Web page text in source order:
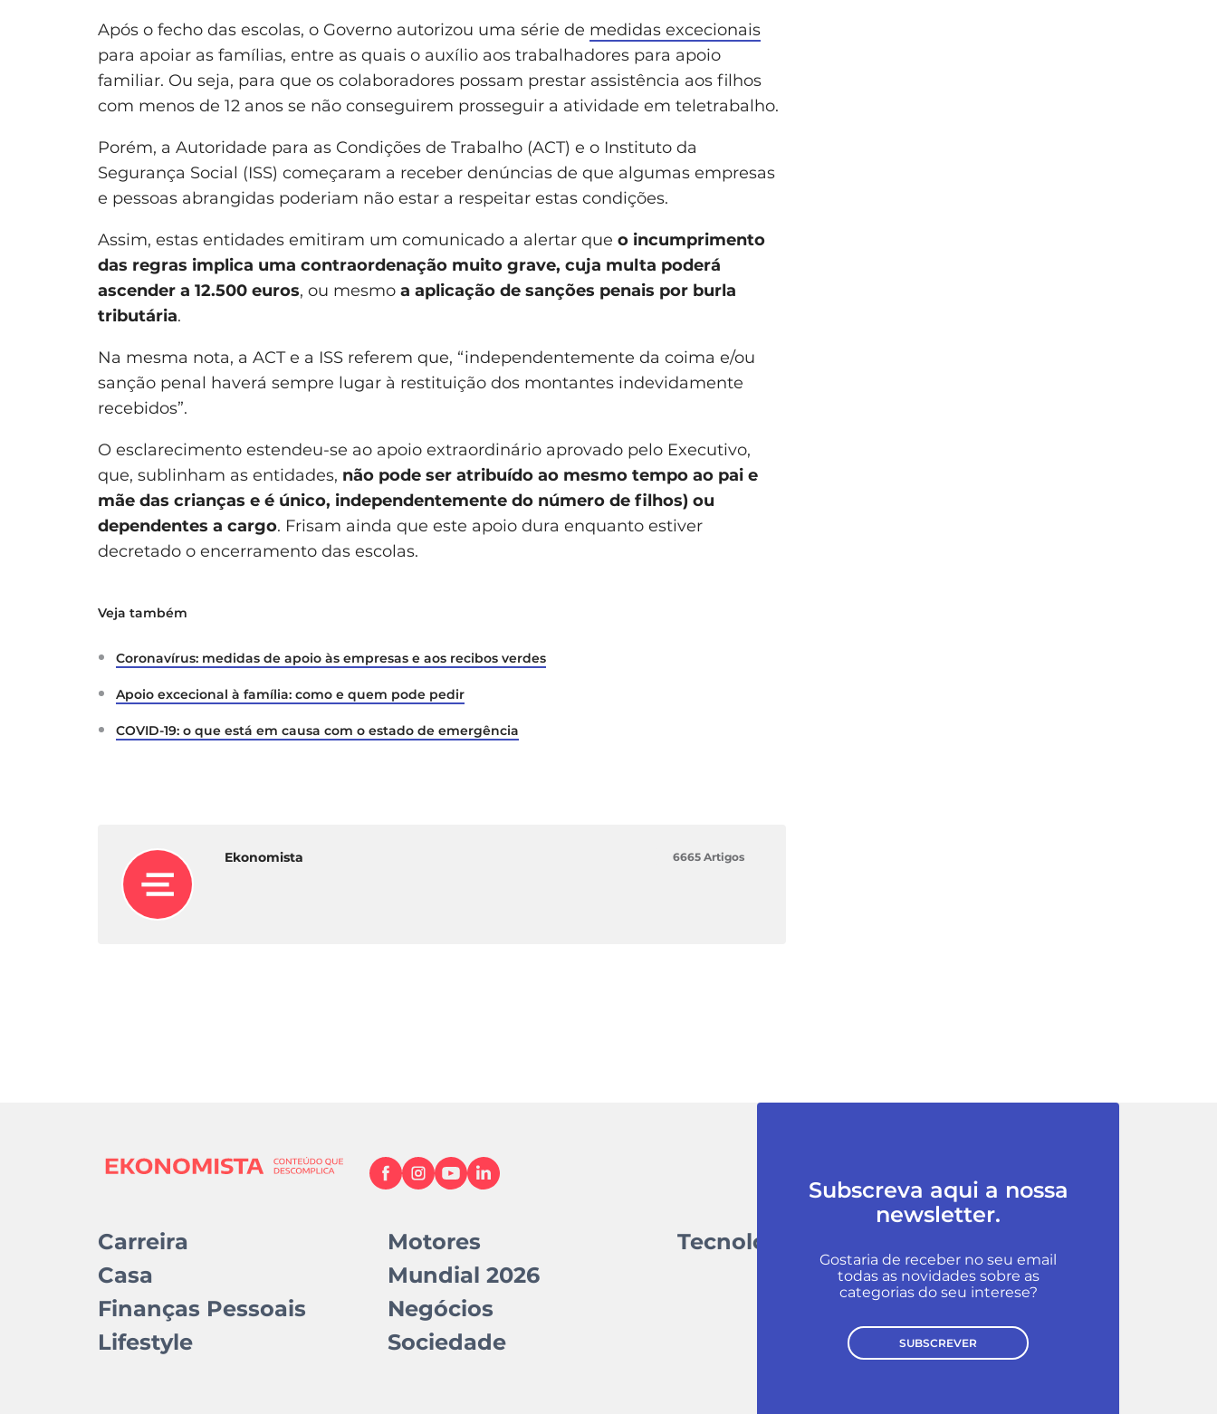
Após o fecho das escolas, o Governo autorizou uma série de medidas excecionais
para apoiar as famílias, entre as quais o auxílio aos trabalhadores para apoio
familiar. Ou seja, para que os colaboradores possam prestar assistência aos filhos
com menos de 12 anos se não conseguirem prosseguir a atividade em teletrabalho.
Porém, a Autoridade para as Condições de Trabalho (ACT) e o Instituto da
Segurança Social (ISS) começaram a receber denúncias de que algumas empresas
e pessoas abrangidas poderiam não estar a respeitar estas condições.
Assim, estas entidades emitiram um comunicado a alertar que o incumprimento
das regras implica uma contraordenação muito grave, cuja multa poderá
ascender a 12.500 euros, ou mesmo a aplicação de sanções penais por burla
tributária.
Na mesma nota, a ACT e a ISS referem que, “independentemente da coima e/ou
sanção penal haverá sempre lugar à restituição dos montantes indevidamente
recebidos”.
O esclarecimento estendeu-se ao apoio extraordinário aprovado pelo Executivo,
que, sublinham as entidades, não pode ser atribuído ao mesmo tempo ao pai e
mãe das crianças e é único, independentemente do número de filhos) ou
dependentes a cargo. Frisam ainda que este apoio dura enquanto estiver
decretado o encerramento das escolas.
Veja também
Coronavírus: medidas de apoio às empresas e aos recibos verdes
Apoio excecional à família: como e quem pode pedir
COVID-19: o que está em causa com o estado de emergência
Ekonomista 6665 Artigos
Carreira
Casa
Finanças Pessoais
Lifestyle
Motores
Mundial 2026
Negócios
Sociedade
Tecnologia
Subscreva aqui a nossa
newsletter.
Gostaria de receber no seu email
todas as novidades sobre as
categorias do seu interese?
SUBSCREVER